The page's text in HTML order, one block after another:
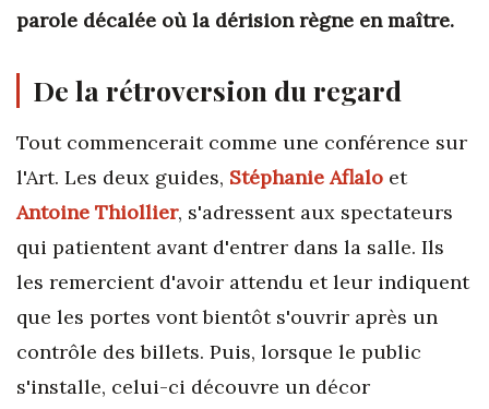
parole décalée où la dérision règne en maître.
De la rétroversion du regard
Tout commencerait comme une conférence sur
l'Art. Les deux guides, Stéphanie Aflalo et
Antoine Thiollier, s'adressent aux spectateurs
qui patientent avant d'entrer dans la salle. Ils
les remercient d'avoir attendu et leur indiquent
que les portes vont bientôt s'ouvrir après un
contrôle des billets. Puis, lorsque le public
s'installe, celui-ci découvre un décor